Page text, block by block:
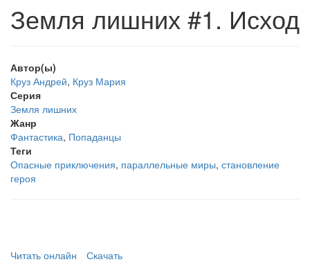
Земля лишних #1. Исход
Автор(ы)
Круз Андрей, Круз Мария
Серия
Земля лишних
Жанр
Фантастика, Попаданцы
Теги
Опасные приключения, параллельные миры, становление
героя
Читать онлайн Скачать